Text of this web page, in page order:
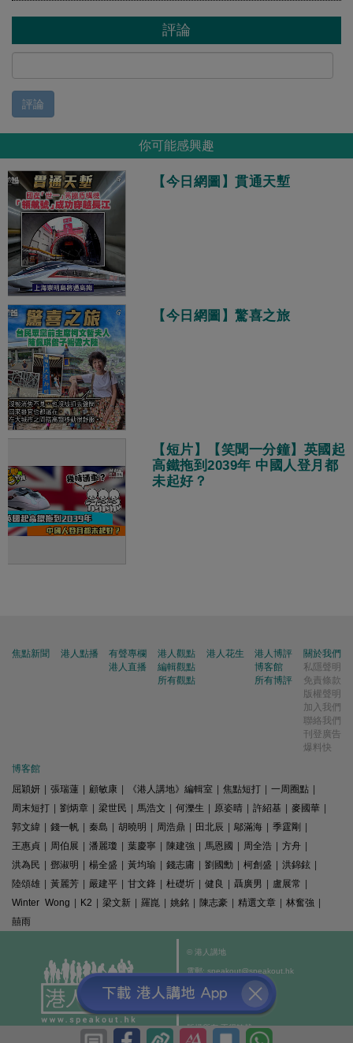
評論
評論
你可能感興趣
【今日網圖】貫通天塹
【今日網圖】驚喜之旅
【短片】【笑聞一分鐘】英國起
高鐵拖到2039年 中國人登月都
未起好？
焦點新聞 港人點播
有聲專欄
港人直播
港人觀點
編輯觀點
所有觀點
港人花生
港人博評
博客館
所有博評
關於我們
私隱聲明
免責條款
版權聲明
加入我們
聯絡我們
刊登廣告
爆料快
博客館
屈穎妍
張瑞蓮 顧敏康 《港人講地》編輯室 焦點短打 一周圈點
周末短打
劉炳章 梁世民 馬浩文 何濼生 原姿晴 許紹基 麥國華
郭文緯
錢一帆 秦島 胡曉明 周浩鼎 田北辰 鄔滿海 季霆剛
王惠貞
周伯展 潘麗瓊 葉慶寧 陳建強 馬恩國 周全浩 方舟
洪為民
鄧淑明 楊全盛 黃均瑜 錢志庸 劉國勳 柯創盛 洪錦鉉
陸頌雄
黃麗芳 嚴建平 甘文鋒 杜礎圻 健良 聶廣男 盧展常
Winter Wong
K2 梁文新 羅崑 姚銘 陳志豪 精選文章 林奮強
囍雨
© 港人講地
電郵: speakout@speakout.hk
傳真: 85228041301
All rights reserved.
版權所有 不得轉載